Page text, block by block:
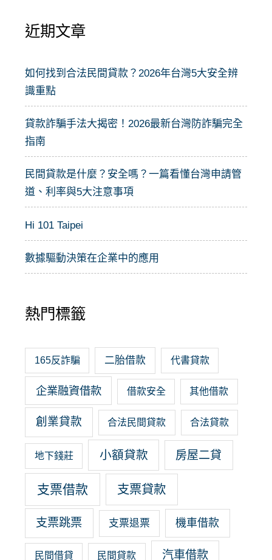
鍵
:
近期文章
如何找到合法民間貸款？2026年台灣5大安全辨
識重點
貸款詐騙手法大揭密！2026最新台灣防詐騙完全
指南
民間貸款是什麼？安全嗎？一篇看懂台灣申請管
道、利率與5大注意事項
Hi 101 Taipei
數據驅動決策在企業中的應用
熱門標籤
165反詐騙 二胎借款 代書貸款
企業融資借款 借款安全 其他借款
創業貸款 合法民間貸款 合法貸款
地下錢莊 小額貸款 房屋二貸
支票借款 支票貸款
支票跳票 支票退票 機車借款
民間借貸 民間貸款 汽車借款